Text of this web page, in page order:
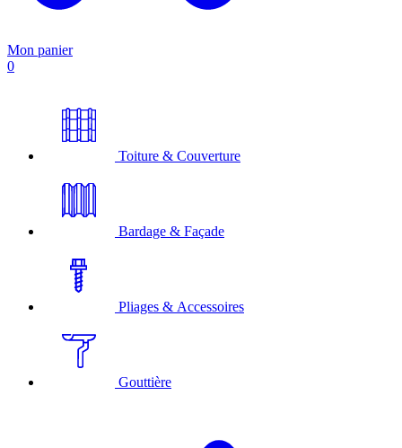
Mon panier
0
Toiture & Couverture
Bardage & Façade
Pliages & Accessoires
Gouttière